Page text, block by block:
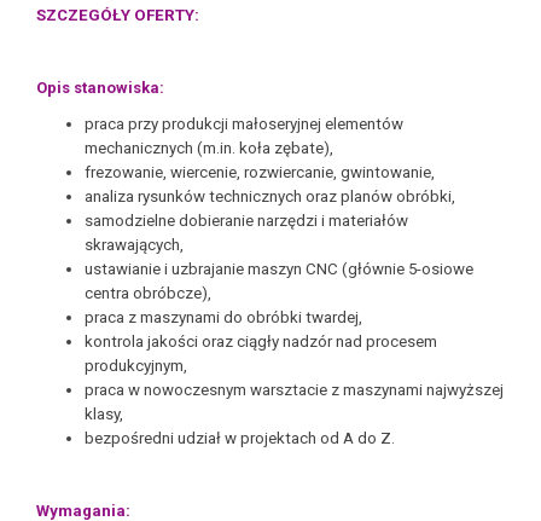
SZCZEGÓŁY OFERTY:
Opis stanowiska:
praca przy produkcji małoseryjnej elementów
mechanicznych (m.in. koła zębate),
frezowanie, wiercenie, rozwiercanie, gwintowanie,
analiza rysunków technicznych oraz planów obróbki,
samodzielne dobieranie narzędzi i materiałów
skrawających,
ustawianie i uzbrajanie maszyn CNC (głównie 5-osiowe
centra obróbcze),
praca z maszynami do obróbki twardej,
kontrola jakości oraz ciągły nadzór nad procesem
produkcyjnym,
praca w nowoczesnym warsztacie z maszynami najwyższej
klasy,
bezpośredni udział w projektach od A do Z.
Wymagania: